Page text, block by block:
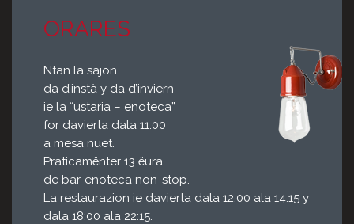
ORARES
Ntan la sajon
da d’instà y da d’inviern
ie la “ustaria – enoteca”
for davierta dala 11.00
a mesa nuet.
Praticamënter 13 ëura
de bar-enoteca non-stop.
La restaurazion ie davierta dala 12:00 ala 14:15 y
dala 18:00 ala 22:15.